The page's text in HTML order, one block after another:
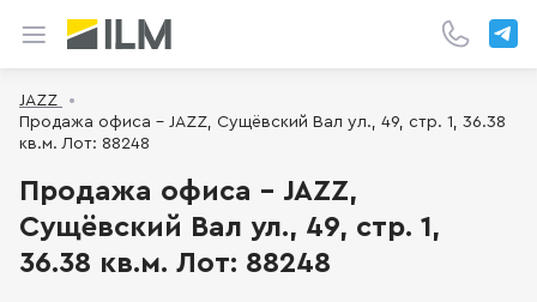
JAZZ
Продажа офиса - JAZZ, Сущёвский Вал ул., 49, стр. 1, 36.38
кв.м. Лот: 88248
Продажа офиса - JAZZ,
Сущёвский Вал ул., 49, стр. 1,
36.38 кв.м. Лот: 88248